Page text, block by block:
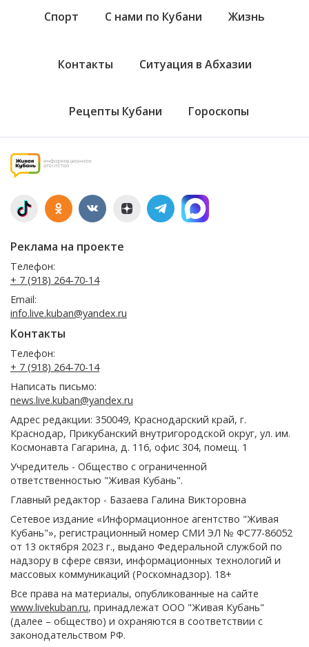
Спорт С нами по Кубани Жизнь
Контакты Ситуация в Абхазии
Рецепты Кубани Гороскопы
Реклама на проекте
Телефон:
+ 7 (918) 264-70-14
Email:
info.live.kuban@yandex.ru
Контакты
Телефон:
+ 7 (918) 264-70-14
Написать письмо:
news.live.kuban@yandex.ru
Адрес редакции: 350049, Краснодарский край, г.
Краснодар, Прикубанский внутригородской округ, ул. им.
Космонавта Гагарина, д. 116, офис 304, помещ. 1
Учредитель - Общество с ограниченной
ответственностью "Живая Кубань".
Главный редактор - Базаева Галина Викторовна
Сетевое издание «Информационное агентство "Живая
Кубань"», регистрационный номер СМИ ЭЛ № ФС77-86052
от 13 октября 2023 г., выдано Федеральной службой по
надзору в сфере связи, информационных технологий и
массовых коммуникаций (Роскомнадзор). 18+
Все права на материалы, опубликованные на сайте
www.livekuban.ru, принадлежат ООО "Живая Кубань"
(далее – общество) и охраняются в соответствии с
законодательством РФ.